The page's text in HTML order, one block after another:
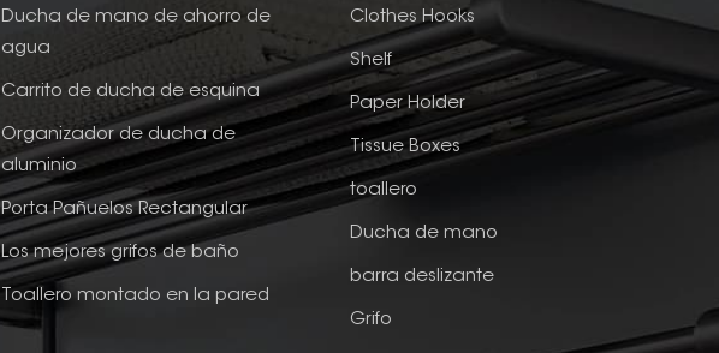
Ducha de mano de ahorro de
agua
Carrito de ducha de esquina
Organizador de ducha de
aluminio
Porta Pañuelos Rectangular
Los mejores grifos de baño
Toallero montado en la pared
Clothes Hooks
Shelf
Paper Holder
Tissue Boxes
toallero
Ducha de mano
barra deslizante
Grifo